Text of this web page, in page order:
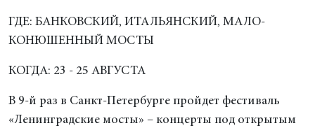
ГДЕ: БАНКОВСКИЙ, ИТАЛЬЯНСКИЙ, МАЛО-
КОНЮШЕННЫЙ МОСТЫ
КОГДА: 23 - 25 АВГУСТА
В 9-й раз в Санкт-Петербурге пройдет фестиваль
«Ленинградские мосты» – концерты под открытым